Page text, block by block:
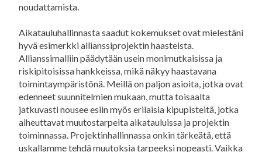
noudattamista.
Aikatauluhallinnasta saadut kokemukset ovat mielestäni
hyvä esimerkki allianssiprojektin haasteista.
Allianssimalliin päädytään usein monimutkaisissa ja
riskipitoisissa hankkeissa, mikä näkyy haastavana
toimintaympäristönä. Meillä on paljon asioita, jotka ovat
edenneet suunnitelmien mukaan, mutta toisaalta
jatkuvasti nousee esiin myös erilaisia kipupisteitä, jotka
aiheuttavat muutostarpeita aikatauluissa ja projektin
toiminnassa. Projektinhallinnassa onkin tärkeätä, että
uskallamme tehdä muutoksia tarpeeksi nopeasti. Vaikka